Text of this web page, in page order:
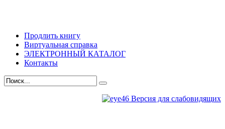
Продлить книгу
Виртуальная справка
ЭЛЕКТРОННЫЙ КАТАЛОГ
Контакты
Версия для слабовидящих